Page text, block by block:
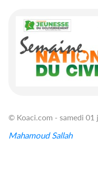
© Koaci.com - samedi 01
Mahamoud Sallah